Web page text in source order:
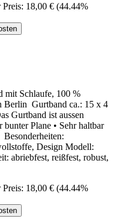
Preis: 18,00 € (44.44%
mit Schlaufe, 100 %
Berlin Gurtband ca.: 15 x 4
Gurtband ist aussen
Plane • Sehr haltbar
Besonderheiten:
Design Modell:
abriebfest, reißfest, robust,
Preis: 18,00 € (44.44%